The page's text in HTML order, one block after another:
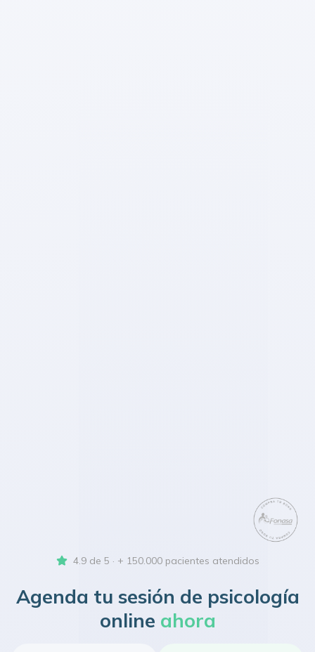
4.9 de 5 · + 150.000 pacientes atendidos
Agenda tu sesión de psicología
online ahora